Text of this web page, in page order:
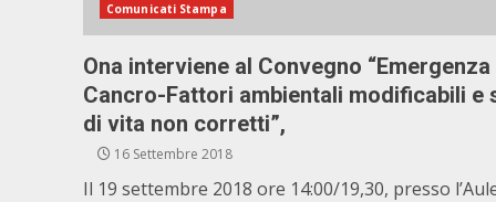
Comunicati Stampa
Ona interviene al Convegno “Emergenza
Cancro-Fattori ambientali modificabili e
di vita non corretti”,
16 Settembre 2018
Il 19 settembre 2018 ore 14:00/19,30, presso